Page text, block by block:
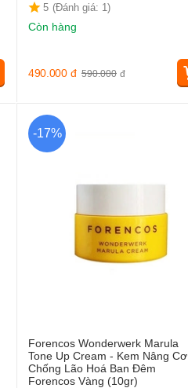
5 (Đánh giá: 1)
Còn hàng
590.000 đ
490.000 đ
-17%
Forencos Wonderwerk Marula
Tone Up Cream - Kem Nâng Cơ
Chống Lão Hoá Ban Đêm
Forencos Vàng (10gr)